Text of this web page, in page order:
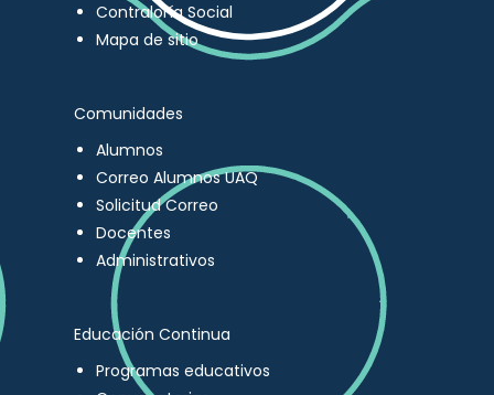
Contraloría Social
Mapa de sitio
Comunidades
Alumnos
Correo Alumnos UAQ
Solicitud Correo
Docentes
Administrativos
Educación Continua
Programas educativos